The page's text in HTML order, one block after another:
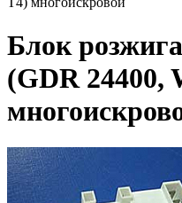
Блок
(GDR 24400,